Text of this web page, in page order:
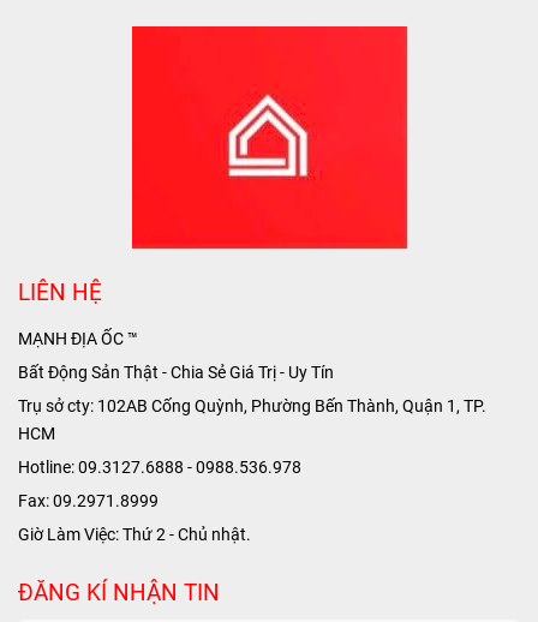
LIÊN HỆ
MẠNH ĐỊA ỐC ™
Bất Động Sản Thật - Chia Sẻ Giá Trị - Uy Tín
Trụ sở cty: 102AB Cống Quỳnh, Phường Bến Thành, Quận 1, TP.
HCM
Hotline: 09.3127.6888 - 0988.536.978
Fax: 09.2971.8999
Giờ Làm Việc: Thứ 2 - Chủ nhật.
ĐĂNG KÍ NHẬN TIN